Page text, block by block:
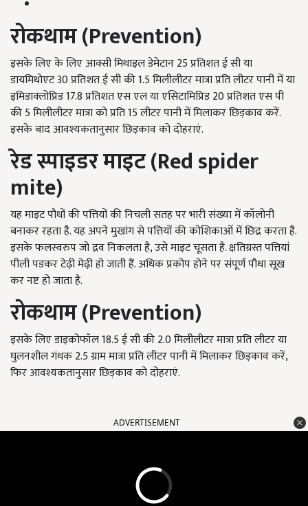
रोकथाम(Prevention)
इसके लिए के लिए आक्सी मिथाइल डेमेटान 25 प्रतिशत ई सी या
डायमिथोएट 30 प्रतिशत ई सी की 1.5 मिलीलीटर मात्रा प्रति लीटर पानी में या
इमिडाक्लोप्रिड 17.8 प्रतिशत एस एल या एसिटामिप्रिड 20 प्रतिशत एस पी
की 5 मिलीलीटर मात्रा को प्रति 15 लीटर पानी में मिलाकर छिड़काव करें.
इसके बाद आवश्यकतानुसार छिड़काव को दोहराएं.
रेड स्पाइडर माइट(Red spider
mite)
यह माइट पौधों की पत्तियों की निचली सतह पर भारी संख्या में कॉलोनी
बनाकर रहता है. यह अपने मुखांग से पत्तियों की कोशिकाओं में छिद्र करता है.
इसके फलस्वरुप जो द्रव निकलता है, उसे माइट चूसता है. क्षतिग्रस्त पत्तियां
पीली पडकर टेढ़ी मेढ़ी हो जाती हैं. अधिक प्रकोप होने पर संपूर्ण पौधा सूख
कर नष्ट हो जाता है.
रोकथाम(Prevention)
इसके लिए डाइकोफॉल 18.5 ई सी की 2.0 मिलीलीटर मात्रा प्रति लीटर या
घुलनशील गंधक 2.5 ग्राम मात्रा प्रति लीटर पानी में मिलाकर छिड़काव करें,
फिर आवश्यकतानुसार छिड़काव को दोहराएं.
ADVERTISEMENT